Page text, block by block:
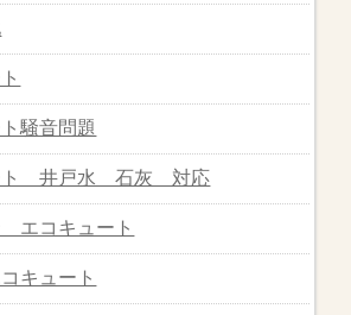
騒音問題
ト 井戸水 石灰 対応
エコキュート
キュート